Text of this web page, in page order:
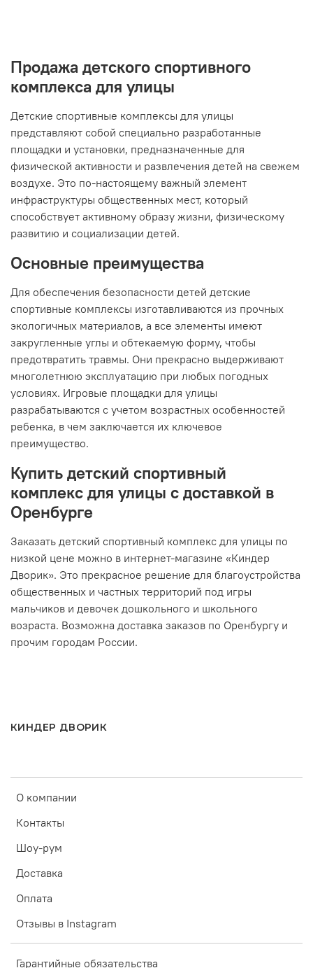
Продажа детского спортивного
комплекса для улицы
Детские спортивные комплексы для улицы
представляют собой специально разработанные
площадки и установки, предназначенные для
физической активности и развлечения детей на свежем
воздухе. Это по-настоящему важный элемент
инфраструктуры общественных мест, который
способствует активному образу жизни, физическому
развитию и социализации детей.
Основные преимущества
Для обеспечения безопасности детей детские
спортивные комплексы изготавливаются из прочных
экологичных материалов, а все элементы имеют
закругленные углы и обтекаемую форму, чтобы
предотвратить травмы. Они прекрасно выдерживают
многолетнюю эксплуатацию при любых погодных
условиях. Игровые площадки для улицы
разрабатываются с учетом возрастных особенностей
ребенка, в чем заключается их ключевое
преимущество.
Купить детский спортивный
комплекс для улицы с доставкой в
Оренбурге
Заказать детский спортивный комплекс для улицы по
низкой цене можно в интернет-магазине «Киндер
Дворик». Это прекрасное решение для благоустройства
общественных и частных территорий под игры
мальчиков и девочек дошкольного и школьного
возраста. Возможна доставка заказов по Оренбургу и
прочим городам России.
КИНДЕР ДВОРИК
О компании
Контакты
Шоу-рум
Доставка
Оплата
Отзывы в Instagram
Гарантийные обязательства